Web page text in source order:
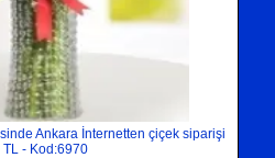
Ankara İnternetten çiçek siparişi
TL - Kod:6970